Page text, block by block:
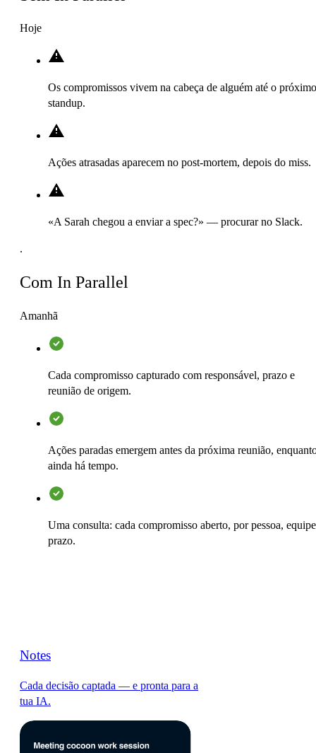
Hoje
Os compromissos vivem na cabeça de alguém até o próximo
standup.
Ações atrasadas aparecem no post-mortem, depois do miss.
«A Sarah chegou a enviar a spec?» — procurar no Slack.
.
Com In Parallel
Amanhã
Cada compromisso capturado com responsável, prazo e
reunião de origem.
Ações paradas emergem antes da próxima reunião,
ainda há tempo.
Uma consulta: cada compromisso aberto, por pessoa,
prazo.
Notes
Cada decisão captada — e pronta para a
tua IA.